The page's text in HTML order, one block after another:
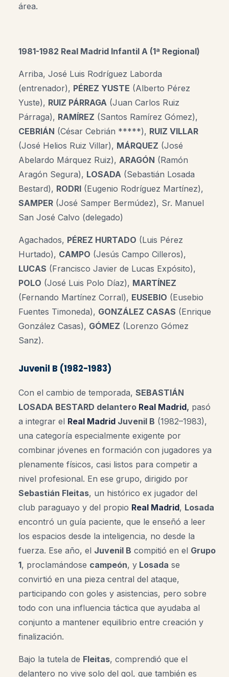
área.
1981-1982 Real Madrid Infantil A (1ª Regional)
Arriba, José Luis Rodríguez Laborda
(entrenador), PÉREZ YUSTE (Alberto Pérez
Yuste), RUIZ PÁRRAGA (Juan Carlos Ruiz
Párraga), RAMÍREZ (Santos Ramírez Gómez),
CEBRIÁN (César Cebrián *****), RUIZ VILLAR
(José Helios Ruiz Villar), MÁRQUEZ (José
Abelardo Márquez Ruiz), ARAGÓN (Ramón
Aragón Segura), LOSADA (Sebastián Losada
Bestard), RODRI (Eugenio Rodríguez Martínez),
SAMPER (José Samper Bermúdez), Sr. Manuel
San José Calvo (delegado)
Agachados, PÉREZ HURTADO (Luis Pérez
Hurtado), CAMPO (Jesús Campo Cilleros),
LUCAS (Francisco Javier de Lucas Expósito),
POLO (José Luis Polo Díaz), MARTÍNEZ
(Fernando Martínez Corral), EUSEBIO (Eusebio
Fuentes Timoneda), GONZÁLEZ CASAS (Enrique
González Casas), GÓMEZ (Lorenzo Gómez
Sanz).
Juvenil B (1982-1983)
Con el cambio de temporada, SEBASTIÁN
LOSADA BESTARD delantero Real Madrid, pasó
a integrar el Real Madrid Juvenil B (1982–1983),
una categoría especialmente exigente por
combinar jóvenes en formación con jugadores ya
plenamente físicos, casi listos para competir a
nivel profesional. En ese grupo, dirigido por
Sebastián Fleitas, un histórico ex jugador del
club paraguayo y del propio Real Madrid, Losada
encontró un guía paciente, que le enseñó a leer
los espacios desde la inteligencia, no desde la
fuerza. Ese año, el Juvenil B compitió en el Grupo
1, proclamándose campeón, y Losada se
convirtió en una pieza central del ataque,
participando con goles y asistencias, pero sobre
todo con una influencia táctica que ayudaba al
conjunto a mantener equilibrio entre creación y
finalización.
Bajo la tutela de Fleitas, comprendió que el
delantero no vive solo del gol, que también es